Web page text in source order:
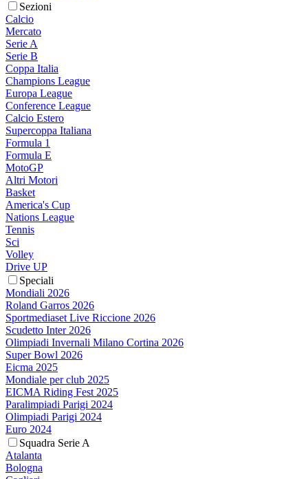
Sezioni
Calcio
Mercato
Serie A
Serie B
Coppa Italia
Champions League
Europa League
Conference League
Calcio Estero
Supercoppa Italiana
Formula 1
Formula E
MotoGP
Altri Motori
Basket
America's Cup
Nations League
Tennis
Sci
Volley
Drive UP
Speciali
Mondiali 2026
Roland Garros 2026
Sportmediaset Live Riccione 2026
Scudetto Inter 2026
Olimpiadi Invernali Milano Cortina 2026
Super Bowl 2026
Eicma 2025
Mondiale per club 2025
EICMA Riding Fest 2025
Paralimpiadi Parigi 2024
Olimpiadi Parigi 2024
Euro 2024
Squadra Serie A
Atalanta
Bologna